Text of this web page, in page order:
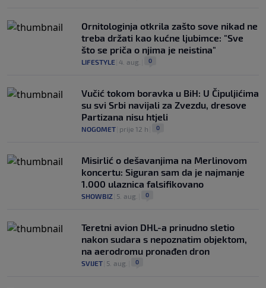
Ornitologinja otkrila zašto sove nikad ne
treba držati kao kućne ljubimce: "Sve
što se priča o njima je neistina"
LIFESTYLE 4. aug. 0
Vučić tokom boravka u BiH: U Čipuljićima
su svi Srbi navijali za Zvezdu, dresove
Partizana nisu htjeli
NOGOMET prije 12 h 0
Misirlić o dešavanjima na Merlinovom
koncertu: Siguran sam da je najmanje
1.000 ulaznica falsifikovano
SHOWBIZ 5. aug. 0
Teretni avion DHL-a prinudno sletio
nakon sudara s nepoznatim objektom,
na aerodromu pronađen dron
SVIJET 5. aug. 0